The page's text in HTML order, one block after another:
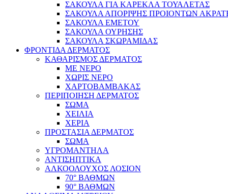
ΣΑΚΟΥΛΑ ΓΙΑ ΚΑΡΕΚΛΑ ΤΟΥΑΛΕΤΑΣ
ΣΑΚΟΥΛΑ ΑΠΟΡΙΨΗΣ ΠΡΟΙΟΝΤΩΝ
ΣΑΚΟΥΛΑ ΕΜΕΤΟΥ
ΣΑΚΟΥΛΑ ΟΥΡΗΣΗΣ
ΣΑΚΟΥΛΑ ΣΚΩΡΑΜΙΔΑΣ
ΦΡΟΝΤΙΔΑ ΔΕΡΜΑΤΟΣ
ΚΑΘΑΡΙΣΜΟΣ ΔΕΡΜΑΤΟΣ
ΜΕ ΝΕΡΟ
ΧΩΡΙΣ ΝΕΡΟ
ΧΑΡΤΟΒΑΜΒΑΚΑΣ
ΠΕΡΙΠΟΙΗΣΗ ΔΕΡΜΑΤΟΣ
ΣΩΜΑ
ΧΕΙΛΙΑ
ΧΕΡΙΑ
ΠΡΟΣΤΑΣΙΑ ΔΕΡΜΑΤΟΣ
ΣΩΜΑ
ΥΓΡΟΜΑΝΤΗΛΑ
ΑΝΤΙΣΗΠΤΙΚΑ
ΑΛΚΟΟΛΟΥΧΟΣ ΛΟΣΙΟΝ
70° ΒΑΘΜΩΝ
90° ΒΑΘΜΩΝ